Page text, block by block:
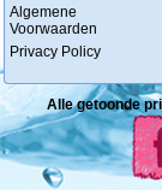
Algemene
Voorwaarden
Privacy Policy
Alle getoonde